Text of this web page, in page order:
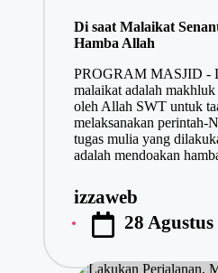
Di saat Malaikat
Hamba Allah
PROGRAM MASJID -
malaikat adalah
oleh Allah SWT untuk
melaksanakan perintah-
tugas mulia yang
adalah mendoakan
Posted
by
izzaweb
28 Agustus